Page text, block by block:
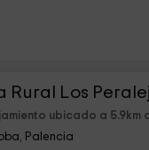
Rural Los
ubicado a 5.9km
Palencia